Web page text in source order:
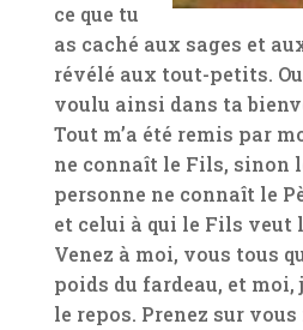
ce que tu
as caché aux sages et
révélé aux tout-petits.
voulu ainsi dans ta
Tout m’a été remis par
ne connaît le Fils, sinon
personne ne connaît le
et celui à qui le Fils veut
Venez à moi, vous tous
poids du fardeau, et
le repos. Prenez sur